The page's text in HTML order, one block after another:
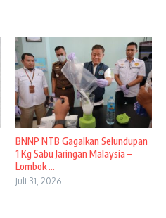
BNNP NTB Gagalkan Selundupan
1 Kg Sabu Jaringan Malaysia –
Lombok ...
Juli 31, 2026